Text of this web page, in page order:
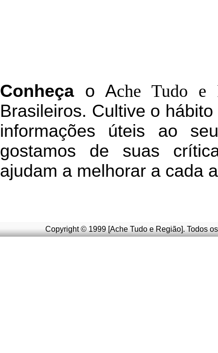
Conheçao Ache Tudo e
Brasileiros. Cultive o
informações úteis ao
gostamos de suas
ajudam a melhorar a cada
Copyright © 1999 [Ache Tudo e Região]. Todos